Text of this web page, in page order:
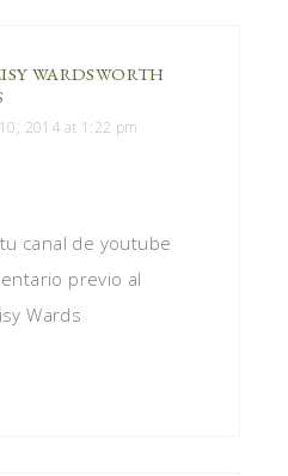
WARDSWORTH
2014 at 1:22 pm
canal de youtube
previo al
Wards